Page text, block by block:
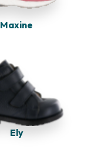
Maxine
Ely